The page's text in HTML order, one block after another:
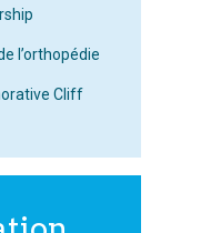
l’orthopédie
Cliff